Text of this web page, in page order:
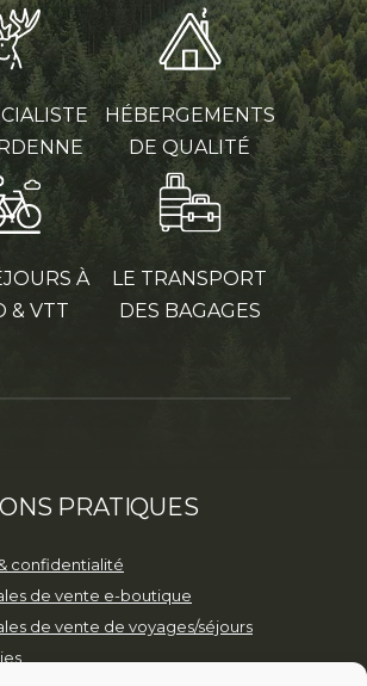
HÉBERGEMENTS
DE QUALITÉ
À
& VTT
LE TRANSPORT
DES BAGAGES
PRATIQUES
confidentialité
de vente e-boutique
de vente de voyages/séjours